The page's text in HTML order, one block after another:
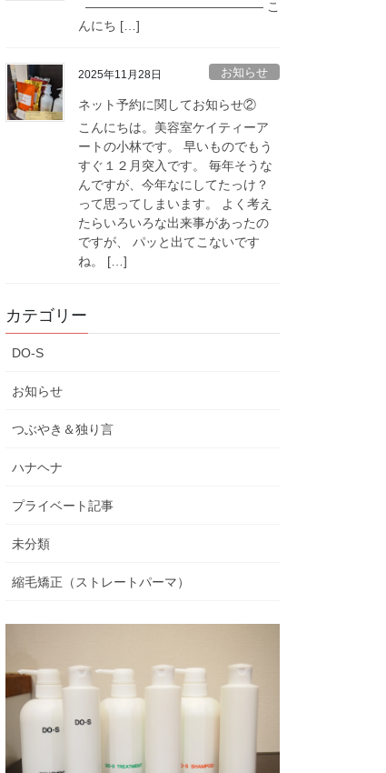
—————————————— こ
んにち […]
2025年11月28日 お知らせ
ネット予約に関してお知らせ②
こんにちは。美容室ケイティーア
ートの小林です。 早いものでもう
すぐ１２月突入です。 毎年そうな
んですが、今年なにしてたっけ？
って思ってしまいます。 よく考え
たらいろいろな出来事があったの
ですが、 パッと出てこないです
ね。 […]
カテゴリー
DO-S
お知らせ
つぶやき＆独り言
ハナヘナ
プライベート記事
未分類
縮毛矯正（ストレートパーマ）